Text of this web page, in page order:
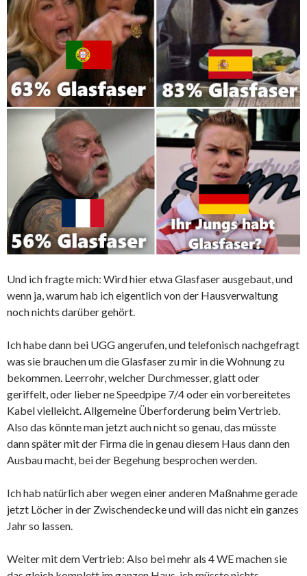
Und ich fragte mich: Wird hier etwa Glasfaser ausgebaut, und
wenn ja, warum hab ich eigentlich von der Hausverwaltung
noch nichts darüber gehört.
Ich habe dann bei UGG angerufen, und telefonisch nachgefragt
was sie brauchen um die Glasfaser zu mir in die Wohnung zu
bekommen. Leerrohr, welcher Durchmesser, glatt oder
geriffelt, oder lieber ne Speedpipe 7/4 oder ein vorbereitetes
Kabel vielleicht. Allgemeine Überforderung beim Vertrieb.
Also das könnte man jetzt auch nicht so genau, das müsste
dann später mit der Firma die in genau diesem Haus dann den
Ausbau macht, bei der Begehung besprochen werden.
Ich hab natürlich aber wegen einer anderen Maßnahme gerade
jetzt Löcher in der Zwischendecke und will das nicht ein ganzes
Jahr so lassen.
Weiter mit dem Vertrieb: Also bei mehr als 4 WE machen sie